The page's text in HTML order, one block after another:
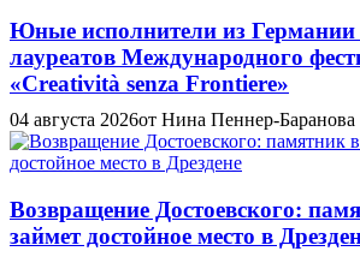
Юные исполнители из
лауреатов Международного
«Creatività senza Frontiere»
04 августа 2026от Нина Пеннер-Баранова
Возвращение Достоевского:
займет достойное место в